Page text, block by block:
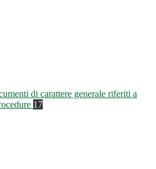
di carattere generale riferiti a
17